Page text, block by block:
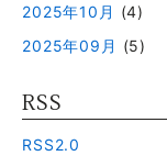
2025年10月 (4)
2025年09月 (5)
RSS
RSS2.0